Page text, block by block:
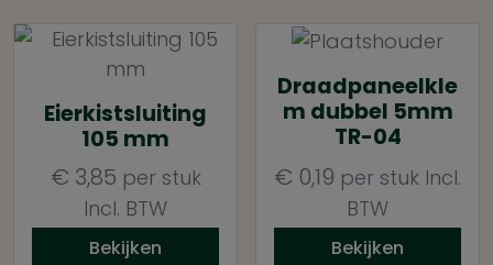
Eierkistsluiting
105 mm
€ 3,85 per stuk
Incl. BTW
Bekijken
Draadpaneelkle
m dubbel 5mm
TR-04
€ 0,19 per stuk Incl.
BTW
Bekijken